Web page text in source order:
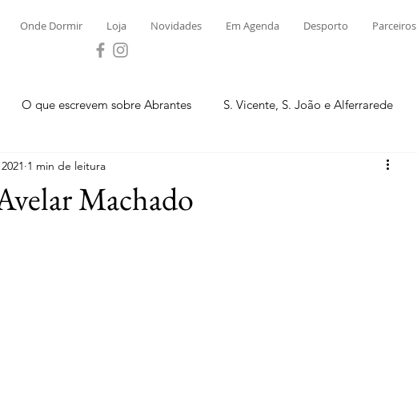
Onde Dormir Loja Novidades Em Agenda Desporto Parceiros
O que escrevem sobre Abrantes S. Vicente, S. João e Alferrarede
Bemposta
Machado
1 min de leitura